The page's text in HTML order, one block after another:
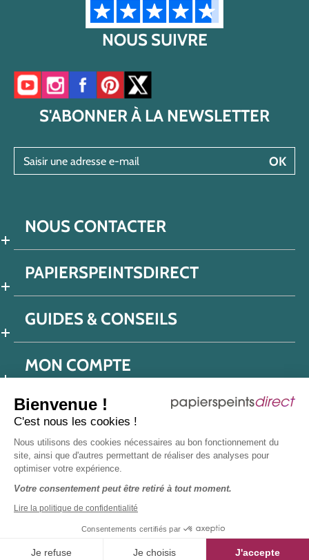
Bienvenue !
C'est nous les cookies !
Nous utilisons des cookies nécessaires au bon fonctionnement du
site, ainsi que d'autres permettant de réaliser des analyses pour
optimiser votre expérience.
Votre consentement peut être retiré à tout moment.
Lire la politique de confidentialité
Consentements certifiés par
Je refuse Je choisis J'accepte
NOUS SUIVRE
Accéder à notre chaîne YouTube
Accéder à notre compte Instagram
Accéder à notre page Facebook
Accéder à notre compte Pinterest
Accéder à notre compte Twitter/X
S'ABONNER À LA NEWSLETTER
OK
NOUS CONTACTER
PAPIERSPEINTSDIRECT
GUIDES & CONSEILS
MON COMPTE
Politique de confidentialité
Mentions légales
Protection données réseaux sociaux
Déclaration d'accessibilité